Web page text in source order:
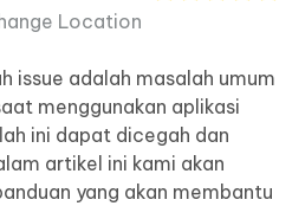
Baru
Location
issue adalah masalah umum
menggunakan aplikasi
ini dapat dicegah dan
artikel ini kami akan
yang akan membantu